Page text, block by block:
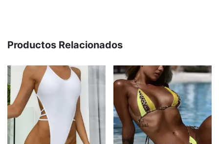
Productos Relacionados